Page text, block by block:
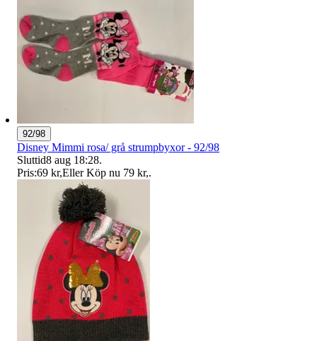
92/98
Disney Mimmi rosa/ grå strumpbyxor - 92/98
Sluttid8 aug 18:28.
Pris:69 kr,Eller Köp nu 79 kr,.